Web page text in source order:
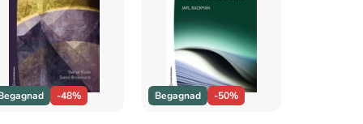
-48% Begagnad -50%